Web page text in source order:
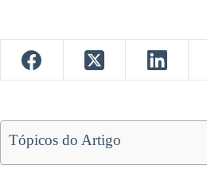
Tópicos do Artigo